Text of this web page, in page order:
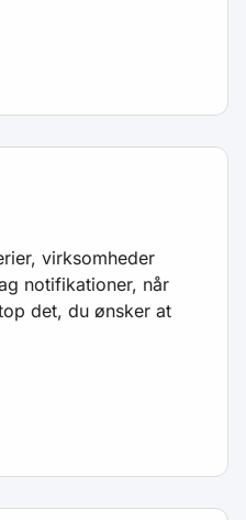
virksomheder
notifikationer, når
det, du ønsker at